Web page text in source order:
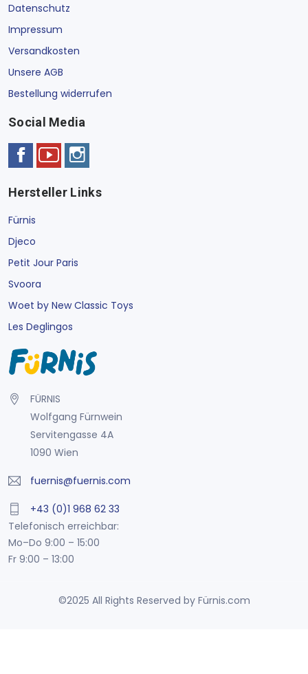
Datenschutz
Impressum
Versandkosten
Unsere AGB
Bestellung widerrufen
Social Media
Hersteller Links
Fürnis
Djeco
Petit Jour Paris
Svoora
Woet by New Classic Toys
Les Deglingos
FÜRNIS
Wolfgang Fürnwein
Servitengasse 4A
1090 Wien
fuernis@fuernis.com
+43 (0)1 968 62 33
Telefonisch erreichbar:
Mo–Do 9:00 – 15:00
Fr 9:00 – 13:00
©2025 All Rights Reserved by Fürnis.com